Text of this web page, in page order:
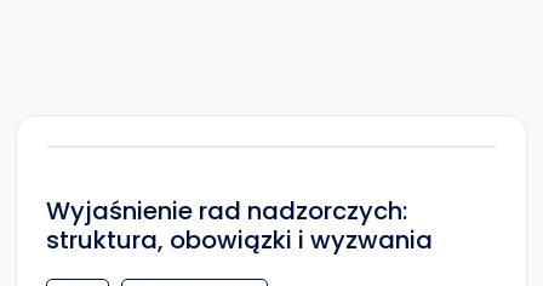
Wyjaśnienie rad nadzorczych:
struktura, obowiązki i wyzwania